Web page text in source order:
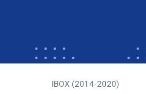
IBOX (2014-2020)